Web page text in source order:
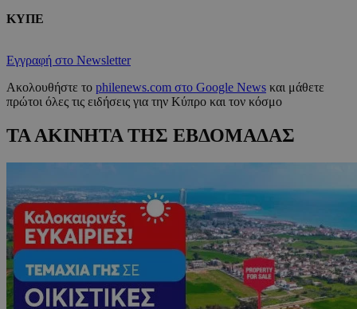
ΚΥΠΕ
Εγγραφή στο Newsletter
Ακολουθήστε το philenews.com στο Google News και μάθετε
πρώτοι όλες τις ειδήσεις για την Κύπρο και τον κόσμο
ΤΑ ΑΚΙΝΗΤΑ ΤΗΣ ΕΒΔΟΜΑΔΑΣ